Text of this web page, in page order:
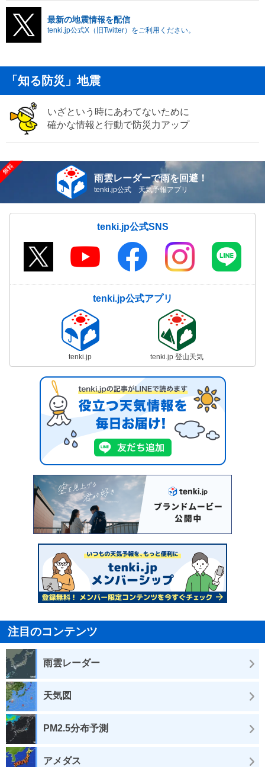
最新の地震情報を配信
tenki.jp公式X（旧Twitter）をご利用ください。
「知る防災」地震
いざという時にあわてないために
確かな情報と行動で防災力アップ
雨雲レーダーで雨を回避！
tenki.jp公式 天気予報アプリ
tenki.jp公式SNS
tenki.jp公式アプリ
tenki.jp tenki.jp 登山天気
注目のコンテンツ
雨雲レーダー
天気図
PM2.5分布予測
アメダス